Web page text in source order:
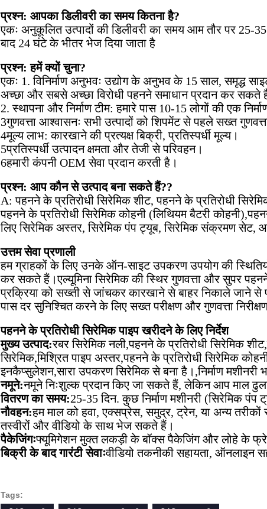
प्रश्न: आपका डिलीवरी का समय कितना है?
एकः अनुकूलित उत्पादों की डिलीवरी का समय आम तौर पर 25-
बाद 24 घंटे के भीतर भेज दिया जाता है
प्रश्न: हमें क्यों चुना?
एकः 1. विनिर्माण अनुभवः उद्योग के अनुभव के 15 साल, समृद्ध
अच्छा और सबसे अच्छा विरोधी पहनने समाधान प्रदान कर सकते
2. स्थापना और निर्माण टीम: हमारे पास 10-15 लोगों की एक
3गुणवत्ता आश्वासनः सभी उत्पादों को शिपमेंट से पहले सख्त गुणवत्ता
4मूल्य लाभ: कारखाने की प्रत्यक्ष बिक्री, प्रतिस्पर्धी मूल्य।
5प्रतिस्पर्धी उत्पादन क्षमता और तेजी से परिवहन।
6हमारी कंपनी OEM सेवा प्रदान करती है।
प्रश्न: आप कौन से उत्पाद बना सकते हैं??
A: पहनने के प्रतिरोधी सिरेमिक शीट, पहनने के प्रतिरोधी
पहनने के प्रतिरोधी सिरेमिक कोहनी (लिथियम बैटरी
लिए सिरेमिक अस्तर, सिरेमिक पंप ट्यूब, सिरेमिक संक्रमण सेट,
उत्तम सेवा प्रणाली
हम ग्राहकों के लिए उनके ऑन-साइट उपकरण उपयोग की
कर सकते हैं।एल्यूमिना सिरेमिक की स्थिर गुणवत्ता और सुपर
प्रक्रिया को सख्ती से जांचकर कारखाने से बाहर निकाले जाने
पास दर सुनिश्चित करने के लिए सख्त परीक्षण और गुणवत्ता
पहनने के प्रतिरोधी सिरेमिक पाइप खरीदने के लिए निर्देश
मुख्य उत्पाद:रबर सिरेमिक नली,पहनने के प्रतिरोधी सिरेमिक शीट,
सिरेमिक,मिश्रित पाइप अस्तर,पहनने के प्रतिरोधी सिरेमिक
इनकैप्सुलेशन,सारा उपकरण सिरेमिक से बना है। ,निर्माण
नमूने:नमूने निःशुल्क प्रदान किए जा सकते हैं, लेकिन आप माल
वितरण का समय:25-35 दिन. कुछ निर्माण मशीनरी (सिरेमिक पंप
नौवहन:हम माल को हवा, एक्सप्रेस, समुद्र, ट्रेन, या अन्य
तस्वीरों और वीडियो के साथ भेज सकते हैं।
पैकेजिंगःफ्यूमिगेशन मुक्त लकड़ी के बॉक्स पैकेजिंग और लोहे के
बिक्री के बाद गारंटी सेवाःवीडियो तकनीकी सहायता, ऑनलाइन
Tags: